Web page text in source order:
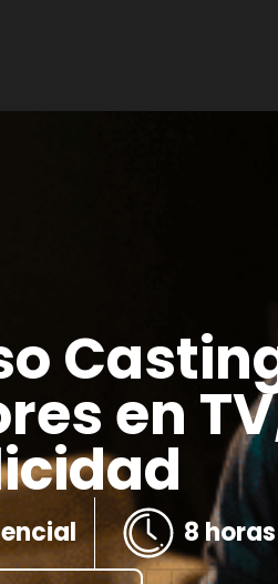
en
8 horas